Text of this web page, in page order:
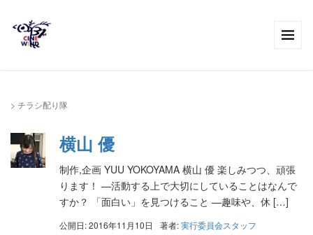
> チラシ配り隊
横山 優
制作,企画 YUU YOKOYAMA 横山 優 楽しみつつ、頑張
ります！ —活動する上で大切にしていることはなんで
すか？ 「面白い」を見つけること —趣味や、休 […]
公開日: 2016年11月10日 著者:実行委員会スタッフ